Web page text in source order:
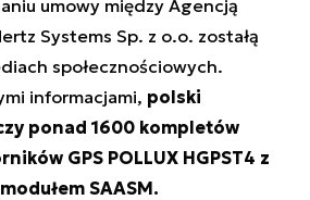
umowy między Agencją
Systems Sp. z o.o. zostałą
społecznościowych.
informacjami, polski
ponad 1600 kompletów
GPS POLLUX HGPST4 z
SAASM.